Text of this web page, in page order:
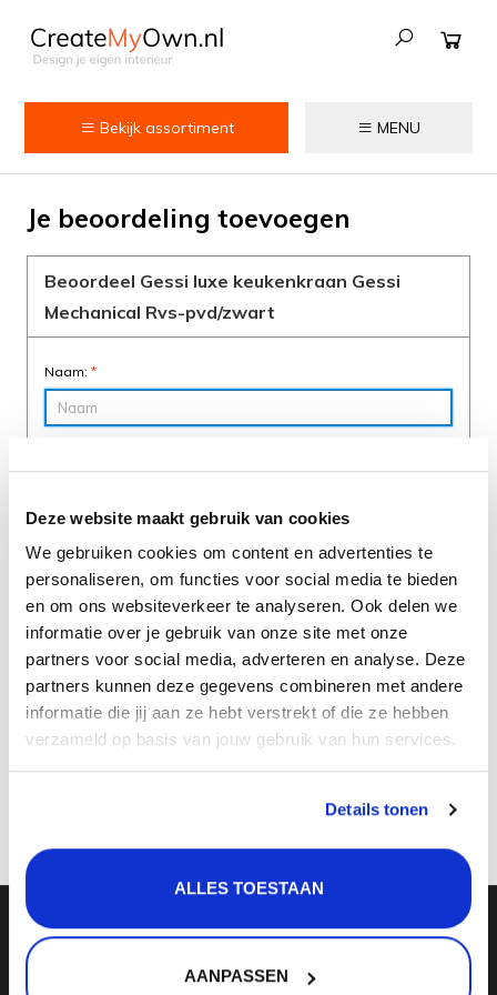
Deze website maakt gebruik van cookies
We gebruiken cookies om content en advertenties te
personaliseren, om functies voor social media te bieden
en om ons websiteverkeer te analyseren. Ook delen we
informatie over je gebruik van onze site met onze
partners voor social media, adverteren en analyse. Deze
partners kunnen deze gegevens combineren met andere
informatie die jij aan ze hebt verstrekt of die ze hebben
verzameld op basis van jouw gebruik van hun services.
Details tonen
ALLES TOESTAAN
AANPASSEN
Bekijk assortiment
Kokend water kranen
Keukenkranen
Spoelbakken
Zeepdispensers
Voedselrestenvermalers
Onderdelen
Badkamer
Badkamerkranen
Wastafels
$$$ ACTIES $$$
MENU
Je beoordeling toevoegen
Beoordeel Gessi luxe keukenkraan Gessi
Mechanical Rvs-pvd/zwart
Naam: *
* Verplichte velden
« Terug naar Gessi luxe keukenkraan Gessi Mechanical Rvs-
pvd/zwart
Meld je aan voor onze nieuwsbrief: